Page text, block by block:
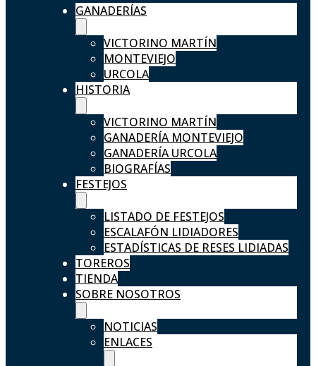
GANADERÍAS
VICTORINO MARTÍN
MONTEVIEJO
URCOLA
HISTORIA
VICTORINO MARTÍN
GANADERÍA MONTEVIEJO
GANADERÍA URCOLA
BIOGRAFÍAS
FESTEJOS
LISTADO DE FESTEJOS
ESCALAFÓN LIDIADORES
ESTADÍSTICAS DE RESES LIDIADAS
TOREROS
TIENDA
SOBRE NOSOTROS
NOTICIAS
ENLACES